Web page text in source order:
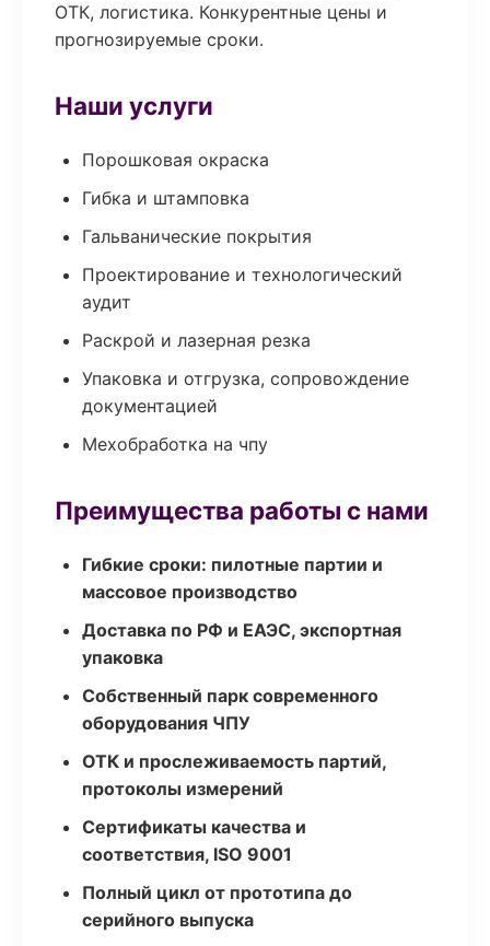
ОТК, логистика. Конкурентные цены и
прогнозируемые сроки.
Наши услуги
Порошковая окраска
Гибка и штамповка
Гальванические покрытия
Проектирование и технологический
аудит
Раскрой и лазерная резка
Упаковка и отгрузка, сопровождение
документацией
Мехобработка на чпу
Преимущества работы с нами
Гибкие сроки: пилотные партии и
массовое производство
Доставка по РФ и ЕАЭС, экспортная
упаковка
Собственный парк современного
оборудования ЧПУ
ОТК и прослеживаемость партий,
протоколы измерений
Сертификаты качества и
соответствия, ISO 9001
Полный цикл от прототипа до
серийного выпуска